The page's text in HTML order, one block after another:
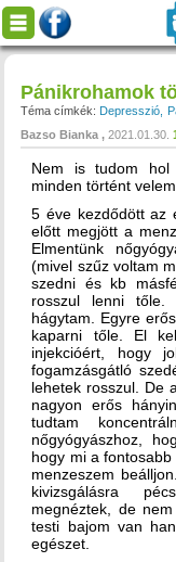
Pánikrohamok
Téma címkék: Depresszió
Bazso Bianka
2021.01.30.
Nem is tudom
minden történt
5 éve kezdődött az
előtt megjött a
Elmentünk
(mivel szűz voltam
szedni és kb
rosszul lenni tőle.
hágytam. Egyre
kaparni tőle. El
injekcióért, hogy
fogamzásgátló
lehetek rosszul. De
nagyon erős
tudtam
nőgyógyászhoz,
hogy mi a
menzeszem
kivizsgálásra
megnéztek, de
testi bajom van
egészet.